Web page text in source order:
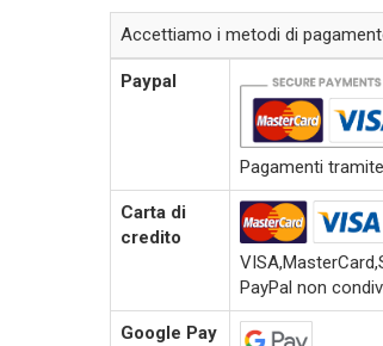
Accettiamo i metodi di
Paypal
Pagamenti
Carta di
credito
PayPal non
Google Pay